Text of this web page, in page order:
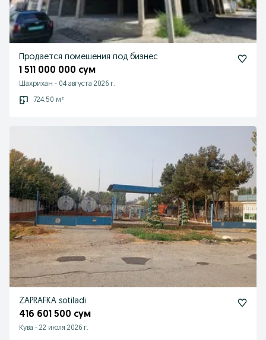
Продается помешения под бизнес
1 511 000 000 сум
Шахрихан - 04 августа 2026 г.
724.50 м²
ZAPRAFKA sotiladi
416 601 500 сум
Кува - 22 июля 2026 г.